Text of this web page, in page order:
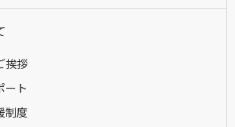
挨拶
ート
制度